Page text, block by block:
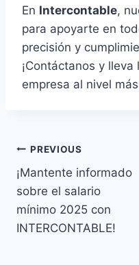
En Intercontable,
para apoyarte en
precisión y
¡Contáctanos y
empresa al nivel
Post
navigation
PREVIOUS
¡Mantente informado
sobre el salario
mínimo 2025 con
INTERCONTABLE!